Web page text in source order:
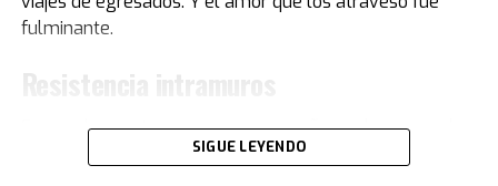
historia estuvo presente en Buenos Aires.
Cebollitas, pasando por mítico año 86 y llegando hasta
cuando le hacen su partido despedida", explica Acacia.
fulminante.
Fernando cuenta que con su compañero y hermano de
Graciela eran “como el agua y el aceite. Te hago una
SIGUE LEYENDO